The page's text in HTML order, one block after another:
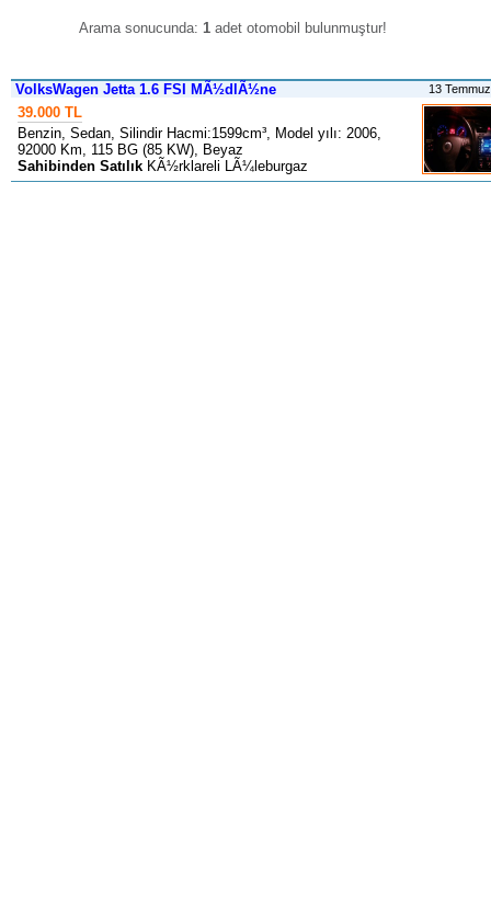
Arama sonucunda: 1adet otomobil bulunmuştur!
VolksWagen Jetta 1.6 FSI MÃ½dlÃ½ne 13
39.000 TL
Benzin, Sedan, Silindir Hacmi:1599cm³, Model yılı: 2006,
92000 Km, 115 BG (85 KW), Beyaz
Sahibinden Satılık KÃ½rklareli LÃ¼leburgaz